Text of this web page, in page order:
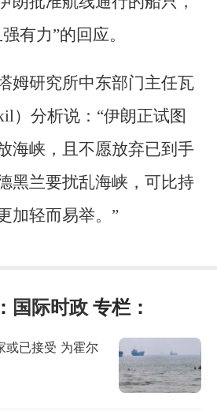
有力”的回应。
姆研究所中东部门主任瓦
）分析说：“伊朗正试图
海峡，且不愿放弃已到手
黑兰要扰乱海峡，可比持
加轻而易举。”
国际时政 专栏：
或已接受 为霍尔